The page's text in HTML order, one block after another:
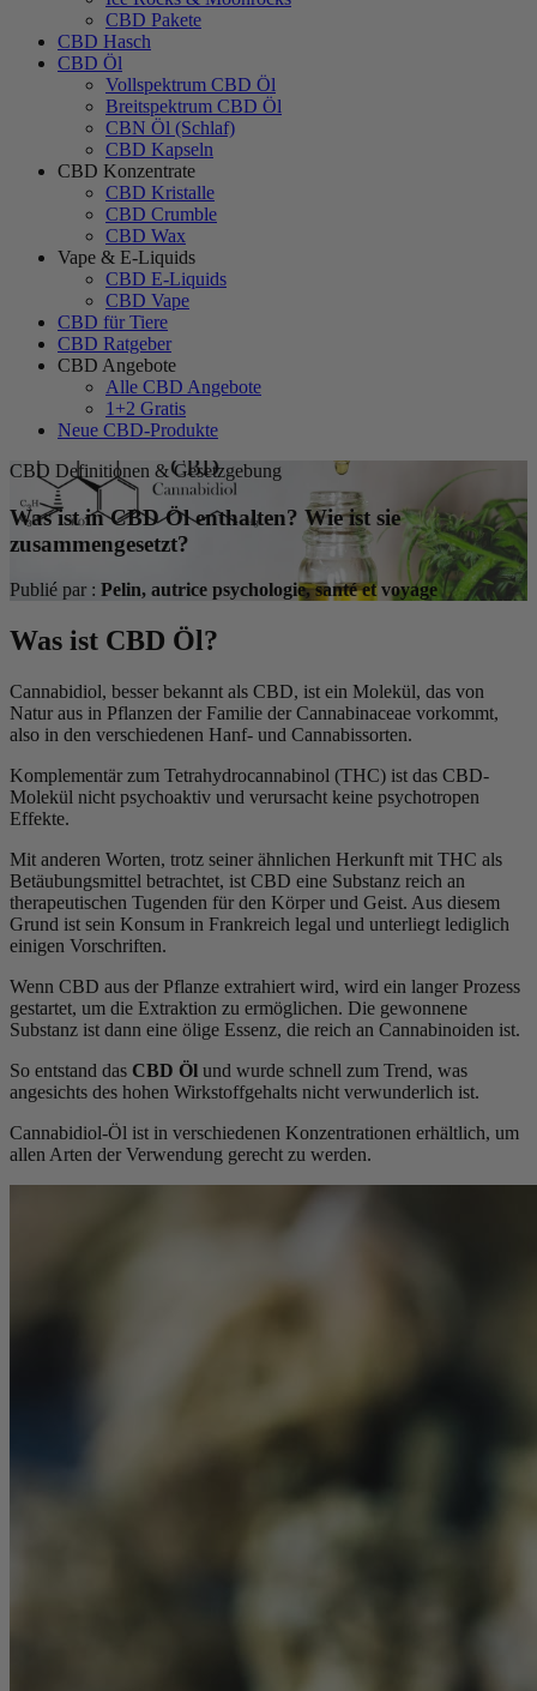
CBD Pakete
CBD Hasch
CBD Öl
Vollspektrum CBD Öl
Breitspektrum CBD Öl
CBN Öl (Schlaf)
CBD Kapseln
CBD Konzentrate
CBD Kristalle
CBD Crumble
CBD Wax
Vape & E-Liquids
CBD E-Liquids
CBD Vape
CBD für Tiere
CBD Ratgeber
CBD Angebote
Alle CBD Angebote
1+2 Gratis
Neue CBD-Produkte
CBD Definitionen & Gesetzgebung
Was ist in CBD Öl enthalten? Wie ist sie
zusammengesetzt?
Publié par : Pelin, autrice psychologie, santé et voyage
Was ist CBD Öl?
Cannabidiol, besser bekannt als CBD, ist ein Molekül, das von
Natur aus in Pflanzen der Familie der Cannabinaceae vorkommt,
also in den verschiedenen Hanf- und Cannabissorten.
Komplementär zum Tetrahydrocannabinol (THC) ist das CBD-
Molekül nicht psychoaktiv und verursacht keine psychotropen
Effekte.
Mit anderen Worten, trotz seiner ähnlichen Herkunft mit THC als
Betäubungsmittel betrachtet, ist CBD eine Substanz reich an
therapeutischen Tugenden für den Körper und Geist. Aus diesem
Grund ist sein Konsum in Frankreich legal und unterliegt lediglich
einigen Vorschriften.
Wenn CBD aus der Pflanze extrahiert wird, wird ein langer Prozess
gestartet, um die Extraktion zu ermöglichen. Die gewonnene
Substanz ist dann eine ölige Essenz, die reich an Cannabinoiden ist.
So entstand das CBD Öl und wurde schnell zum Trend, was
angesichts des hohen Wirkstoffgehalts nicht verwunderlich ist.
Cannabidiol-Öl ist in verschiedenen Konzentrationen erhältlich, um
allen Arten der Verwendung gerecht zu werden.